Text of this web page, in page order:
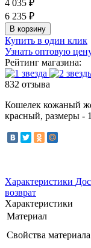
4 035 ₽
6 235 ₽
В корзину
Купить в один клик
Узнать оптовую
Рейтинг магазина:
832 отзыва
Кошелек кожаный
красный, размеры -
Характеристики
возврат
Характеристики
Материал
Свойства материала